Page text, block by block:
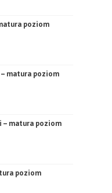
poziom
matura poziom
– matura poziom
poziom